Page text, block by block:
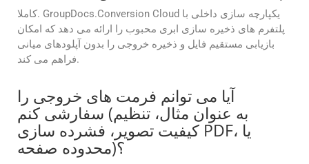
کاملا. GroupDocs.Conversion Cloud یکپارچه سازی داخلی با
پلتفرم های ذخیره سازی ابری محبوب را ارائه می دهد که امکان
بازیابی مستقیم فایل و ذخیره خروجی را بدون آپلودهای میانی
فراهم می کند.
آیا می توانم فرمت های خروجی را
سفارشی کنم (به عنوان مثال، تنظیم
کیفیت تصویر، فشرده سازی PDF، یا
محدوده صفحه)؟